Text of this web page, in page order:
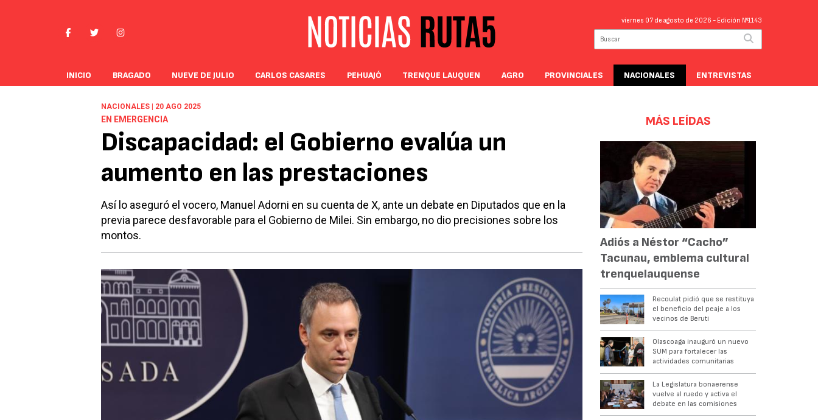
viernes 07 de agosto de 2026 - Edición Nº1143
INICIO BRAGADO NUEVE DE JULIO CARLOS CASARES PEHUAJÓ TRENQUE LAUQUEN AGRO PROVINCIALES NACIONALES ENTREVISTAS
NACIONALES | 20 AGO 2025
EN EMERGENCIA
Discapacidad: el Gobierno evalúa un
aumento en las prestaciones
Así lo aseguró el vocero, Manuel Adorni en su cuenta de X, ante un debate en Diputados que en la
previa parece desfavorable para el Gobierno de Milei. Sin embargo, no dio precisiones sobre los
montos.
MÁS LEÍDAS
Adiós a Néstor “Cacho”
Tacunau, emblema cultural
trenquelauquense
Recoulat pidió que se restituya
el beneficio del peaje a los
vecinos de Beruti
Olascoaga inauguró un nuevo
SUM para fortalecer las
actividades comunitarias
La Legislatura bonaerense
vuelve al ruedo y activa el
debate en las comisiones